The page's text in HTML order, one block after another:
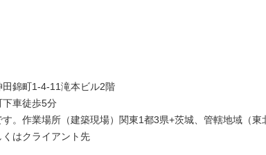
田錦町1-4-11滝本ビル2階
車徒歩5分
。作業場所（建築現場）関東1都3県+茨城、管轄地域（東
はクライアント先